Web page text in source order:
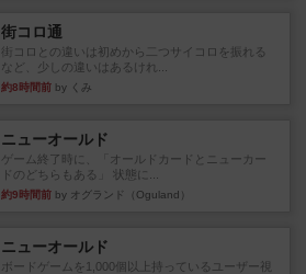
街コロ通
街コロとの違いは初めから二つサイコロを振れる
など、少しの違いはあるけれ...
約8時間前 by くみ
ニューオールド
ゲーム終了時に、「オールドカードとニューカー
ドのどちらもある」 状態に...
約9時間前 by オグランド（Oguland）
ニューオールド
ボードゲームを1,000個以上持っているユーザー視